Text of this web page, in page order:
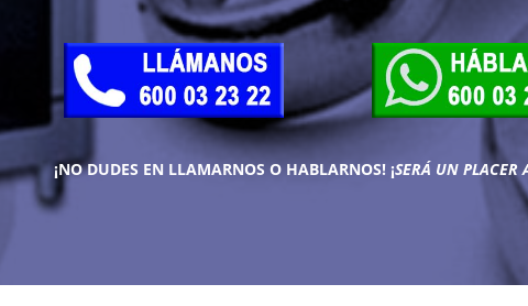
¡NO DUDES EN LLAMARNOS O HABLARNOS! ¡SERÁ UN PLACER